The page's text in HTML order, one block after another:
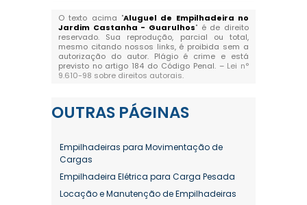
O texto acima "Aluguel de Empilhadeira no
Jardim Castanha - Guarulhos" é de direito
reservado. Sua reprodução, parcial ou total,
mesmo citando nossos links, é proibida sem a
autorização do autor. Plágio é crime e está
previsto no artigo 184 do Código Penal. – Lei n°
9.610-98 sobre direitos autorais.
OUTRAS PÁGINAS
Empilhadeiras para Movimentação de
Cargas
Empilhadeira Elétrica para Carga Pesada
Locação e Manutenção de Empilhadeiras